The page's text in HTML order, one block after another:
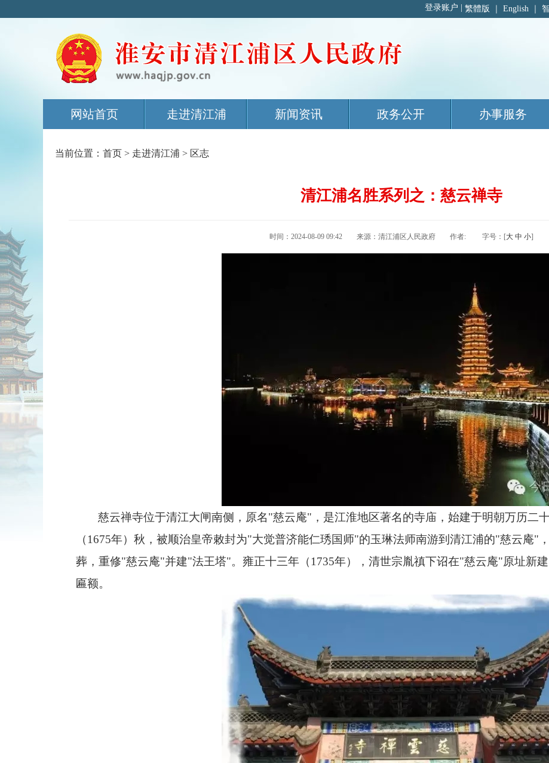
繁體版 English
网站首页 走进清江浦 新闻资讯 政务公开 办事服务
当前位置： 首页 > 走进清江浦 > 区志
清江浦名胜系列之：慈云禅寺
时间：2024-08-09 09:42 来源：清江浦区人民政府 作者: 字号：[大 中 小]
慈云禅寺位于清江大闸南侧，原名"慈云庵"，是江淮地区著名的寺庙，始建于明朝万历二
（1675年）秋，被顺治皇帝敕封为"大觉普济能仁琇国师"的玉琳法师南游到清江浦的"慈云庵"，
葬，重修"慈云庵"并建"法王塔"。雍正十三年（1735年），清世宗胤禛下诏在"慈云庵"原址新
匾额。